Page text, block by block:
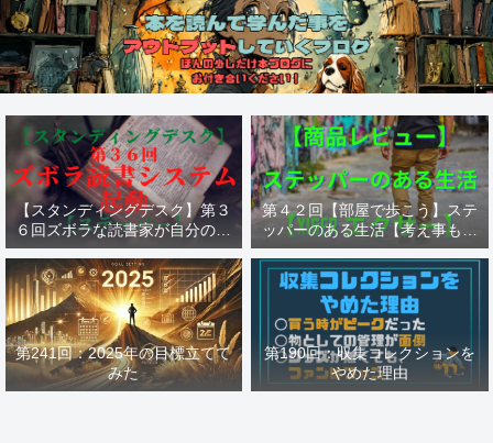
【スタンディングデスク】第３
６回ズボラな読書家が自分の為
に作った読書システム【ステッ
パー】
第４２回【部屋で歩こう】ステ
ッパーのある生活【考え事も歩
けば捗る】【ステッパー Xiser
エクサー】
第241回：2025年の目標立てて
みた
第190回：収集コレクションを
やめた理由